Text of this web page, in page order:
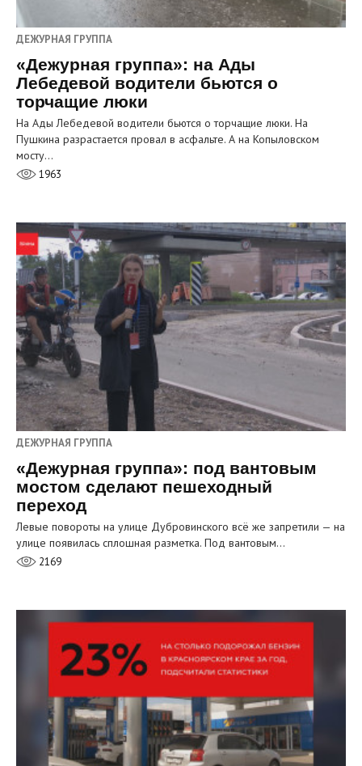
ДЕЖУРНАЯ ГРУППА
«Дежурная группа»: на Ады
Лебедевой водители бьются о
торчащие люки
На Ады Лебедевой водители бьются о торчащие люки. На
Пушкина разрастается провал в асфальте. А на Копыловском
мосту…
1963
ДЕЖУРНАЯ ГРУППА
«Дежурная группа»: под вантовым
мостом сделают пешеходный
переход
Левые повороты на улице Дубровинского всё же запретили — на
улице появилась сплошная разметка. Под вантовым…
2169